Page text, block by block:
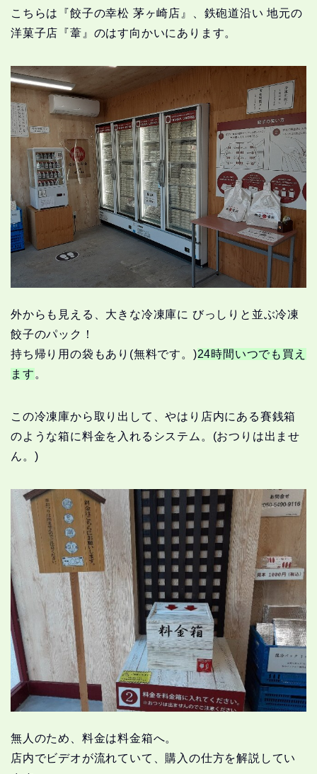
こちらは『餃子の幸松 茅ヶ崎店』、鉄砲道沿い 地元の
洋菓子店『葦』のはす向かいにあります。
外からも見える、大きな冷凍庫に びっしりと並ぶ冷凍
餃子のパック！
持ち帰り用の袋もあり(無料です。)24時間いつでも買え
ます 。
この冷凍庫から取り出して、やはり店内にある賽銭箱
のような箱に料金を入れるシステム。(おつりは出ませ
ん。)
無人のため、料金は料金箱へ。
店内でビデオが流れていて、購入の仕方を解説してい